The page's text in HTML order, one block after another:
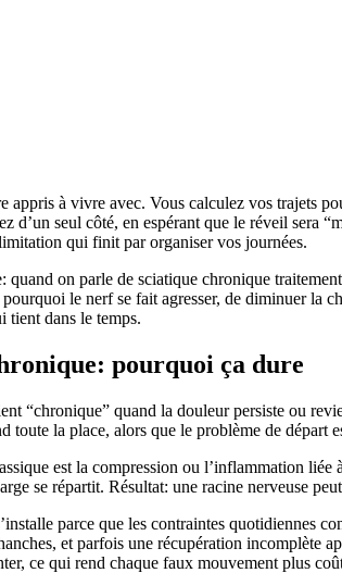
appris à vivre avec. Vous calculez vos trajets
d’un seul côté, en espérant que le réveil sera
qui finit par organiser vos journées.
quand on parle de sciatique chronique
le nerf se fait agresser, de diminuer la
tient dans le temps.
pourquoi ça dure
“chronique” quand la douleur persiste ou
toute la place, alors que le problème de départ
est la compression ou l’inflammation liée
se répartit. Résultat: une racine nerveuse
parce que les contraintes quotidiennes
et parfois une récupération incomplète
ce qui rend chaque faux mouvement plus